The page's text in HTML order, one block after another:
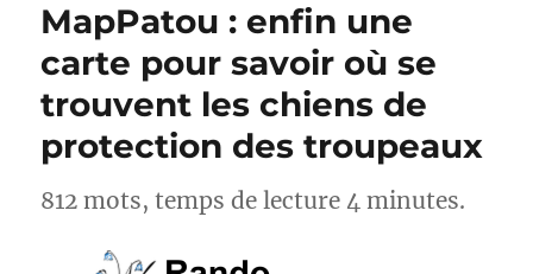
MapPatou : enfin une
carte pour savoir où se
trouvent les chiens de
protection des troupeaux
812 mots, temps de lecture 4 minutes.